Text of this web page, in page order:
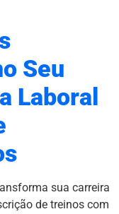
Seu
Laboral
sua carreira
de treinos com